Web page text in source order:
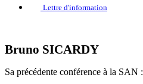
Lettre d'information
Bruno SICARDY
Sa précédente conférence à la SAN :